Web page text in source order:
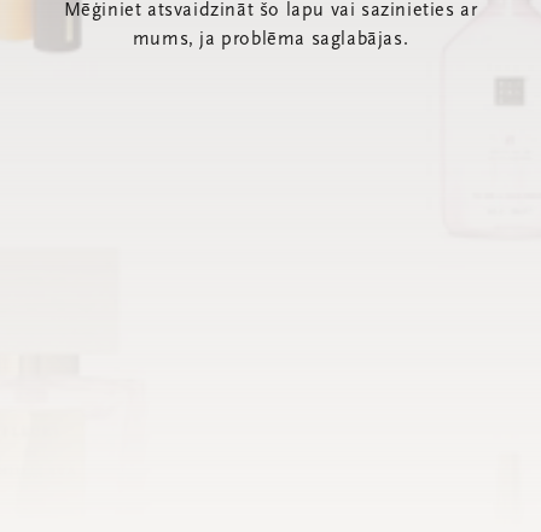
Mēģiniet atsvaidzināt šo lapu vai sazinieties ar
mums, ja problēma saglabājas.